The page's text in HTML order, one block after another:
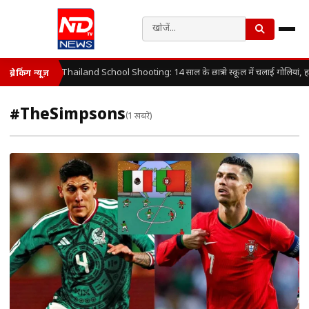
ब्रेकिंग न्यूज़ Thailand School Shooting: 14 साल के छात्र ने स्कूल में चलाई गोलियां,
#TheSimpsons(1 खबरें)